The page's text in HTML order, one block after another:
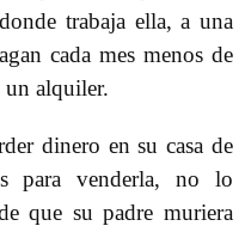
trabaja ella, a una
cada mes menos de
un alquiler.
dinero en su casa de
para venderla, no lo
que su padre muriera